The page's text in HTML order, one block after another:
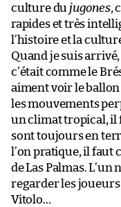
culture du jugones,
rapides et très
l’histoire et la
Quand je suis
c’était comme le
aiment voir le
les mouvements
un climat tropical, il
sont toujours en
l’on pratique, il faut
de Las Palmas. L’un
regarder les joueurs
Vitolo…